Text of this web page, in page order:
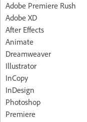
Adobe Premiere Rush
Adobe XD
After Effects
Animate
Dreamweaver
Illustrator
InCopy
InDesign
Photoshop
Premiere